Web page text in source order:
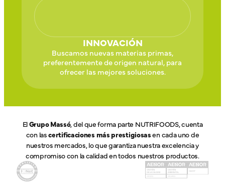
INNOVACIÓN
Buscamos nuevas materias primas,
preferentemente de origen natural, para
ofrecer las mejores soluciones.
ElGrupo Massó, del que forma parte NUTRIFOODS, cuenta
con lascertificaciones más prestigiosasen cada uno de
nuestros mercados, lo que garantiza nuestra excelencia y
compromiso con la calidad en todos nuestros productos.